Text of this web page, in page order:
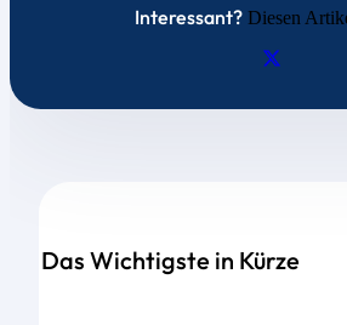
Interessant? Diesen
Das Wichtigste in Kürze